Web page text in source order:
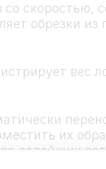
обрезки
вес
их
запайщик